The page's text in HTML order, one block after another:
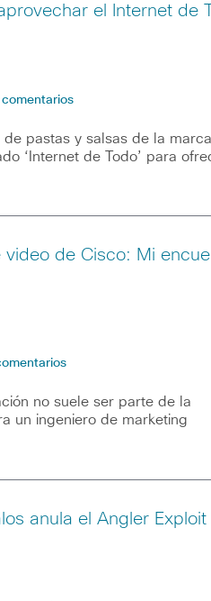
el Internet de
comentarios
pastas y salsas de la marca
‘Internet de Todo’ para
video de Cisco: Mi
no suele ser parte de la
un ingeniero de marketing
anula el Angler Exploit